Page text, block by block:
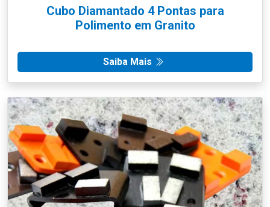
Cubo Diamantado 4 Pontas para
Polimento em Granito
Saiba Mais